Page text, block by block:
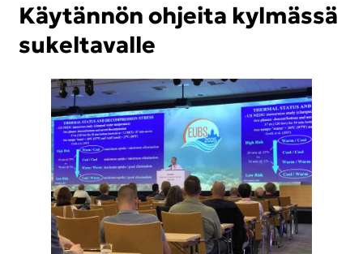
Käy­tän­nön oh­jei­ta kyl­mäs­sä
su­kel­ta­val­le